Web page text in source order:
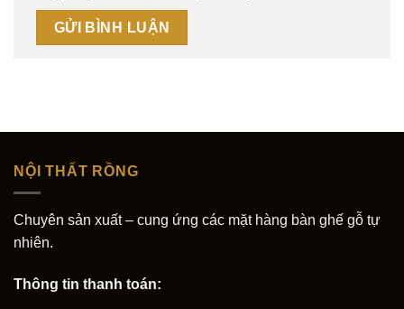
NỘI THẤT RỒNG
Chuyên sản xuất – cung ứng các mặt hàng bàn ghế gỗ tự
nhiên.
Thông tin thanh toán: